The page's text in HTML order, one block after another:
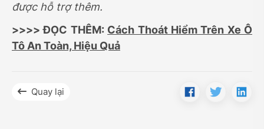
được hỗ trợ thêm.
>>>> ĐỌC THÊM: Cách Thoát Hiểm Trên Xe Ô
Tô An Toàn, Hiệu Quả
Quay lại